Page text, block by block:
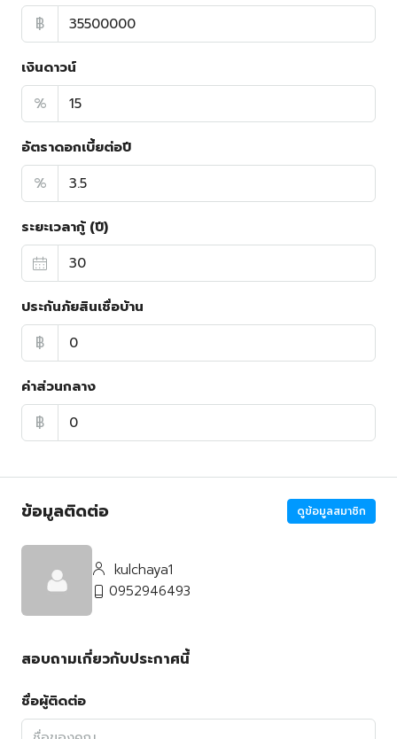
฿
เงินดาวน์
%
อัตราดอกเบี้ยต่อปี
%
ระยะเวลากู้ (ปี)
ประกันภัยสินเชื่อบ้าน
฿
ค่าส่วนกลาง
฿
ข้อมูลติดต่อ ดูข้อมูลสมาชิก
kulchaya1
0952946493
สอบถามเกี่ยวกับประกาศนี้
ชื่อผู้ติดต่อ